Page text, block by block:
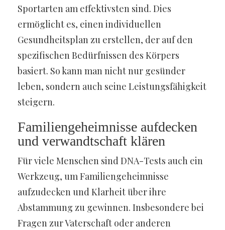
Sportarten am effektivsten sind. Dies
ermöglicht es, einen individuellen
Gesundheitsplan zu erstellen, der auf den
spezifischen Bedürfnissen des Körpers
basiert. So kann man nicht nur gesünder
leben, sondern auch seine Leistungsfähigkeit
steigern.
Familiengeheimnisse aufdecken
und verwandtschaft klären
Für viele Menschen sind DNA-Tests auch ein
Werkzeug, um Familiengeheimnisse
aufzudecken und Klarheit über ihre
Abstammung zu gewinnen. Insbesondere bei
Fragen zur Vaterschaft oder anderen